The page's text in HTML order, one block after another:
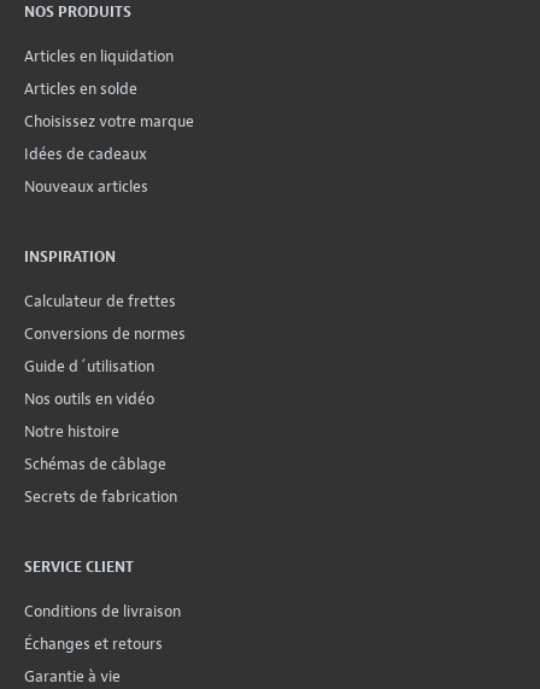
NOS PRODUITS
Articles en liquidation
Articles en solde
Choisissez votre marque
Idées de cadeaux
Nouveaux articles
INSPIRATION
Calculateur de frettes
Conversions de normes
Guide d´utilisation
Nos outils en vidéo
Notre histoire
Schémas de câblage
Secrets de fabrication
SERVICE CLIENT
Conditions de livraison
Échanges et retours
Garantie à vie